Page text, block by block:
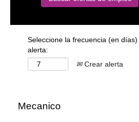
Seleccione la frecuencia (en
alerta:
Crear alerta
Mecanico